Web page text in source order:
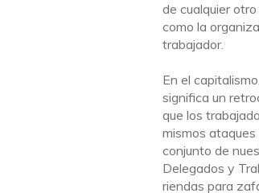
de cualquier
como la
trabajador.
En el
significa un
que los
mismos
conjunto de
Delegados y
riendas para